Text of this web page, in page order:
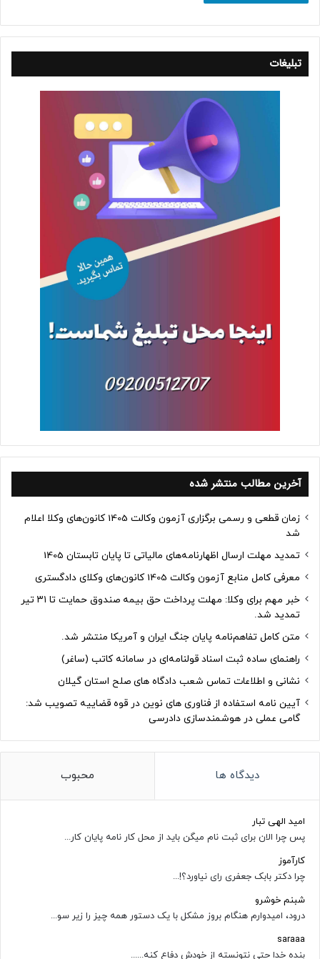
تبلیغات
آخرین مطالب منتشر شده
زمان قطعی و رسمی برگزاری آزمون وکالت 1405 کانون‌های وکلا اعلام
شد
تمدید مهلت ارسال اظهارنامه‌های مالیاتی تا پایان تابستان 1405
معرفی کامل منابع آزمون وکالت 1405 کانون‌های وکلای دادگستری
خبر مهم برای وکلا: مهلت پرداخت حق بیمه صندوق حمایت تا ۳۱ تیر
تمدید شد.
متن کامل تفاهم‌نامه پایان جنگ ایران و آمریکا منتشر شد.
راهنمای ساده ثبت اسناد قولنامه‌ای در سامانه کاتب (ساغر)
نشانی و اطلاعات تماس شعب دادگاه های صلح استان گیلان
آیین نامه استفاده از فناوری های نوین در قوه قضاییه تصویب شد:
گامی عملی در هوشمندسازی دادرسی
دیدگاه ها محبوب
امید الهی تبار
پس چرا الان برای ثبت نام میگن باید از محل کار نامه پایان کار...
کارآموز
چرا دکتر بابک جعفری رای نیاورد؟!...
شبنم خوشرو
درود، امیدوارم هنگام بروز مشکل با یک دستور همه چیز را زیر سو...
saraaa
بنده خدا حتی نتونسته از خودش دفاع کنه......